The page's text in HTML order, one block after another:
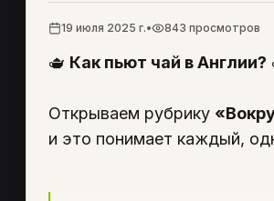
19 июля 2025 г.• 843 просмотров
🫖 Как пьют чай в Англии?
Открываем рубрику
и это понимает каждый,